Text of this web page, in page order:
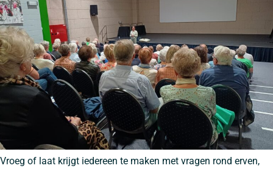
Vroeg of laat krijgt iedereen te maken met vragen rond erven,